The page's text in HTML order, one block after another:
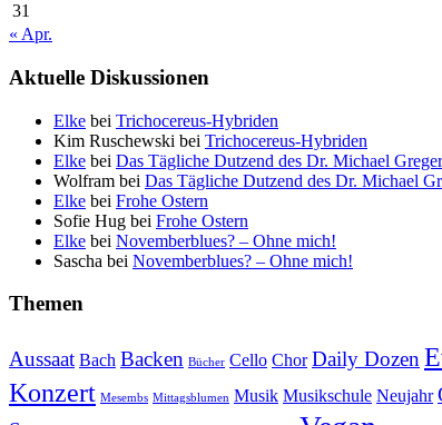
31
« Apr.
Aktuelle Diskussionen
Elke bei Trichocereus-Hybriden
Kim Ruschewski bei Trichocereus-Hybriden
Elke bei Das Tägliche Dutzend des Dr. Michael Greger
Wolfram bei Das Tägliche Dutzend des Dr. Michael
Elke bei Frohe Ostern
Sofie Hug bei Frohe Ostern
Elke bei Novemberblues? – Ohne mich!
Sascha bei Novemberblues? – Ohne mich!
Themen
Aussaat Bach Backen Bücher Cello Chor Daily Dozen
Konzert Mesembs Mittagsblumen Musik Musikschule Neujahr